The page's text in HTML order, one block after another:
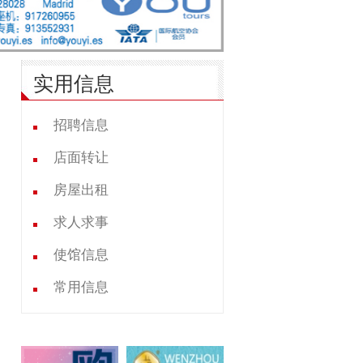
实用信息
招聘信息
店面转让
房屋出租
求人求事
使馆信息
常用信息